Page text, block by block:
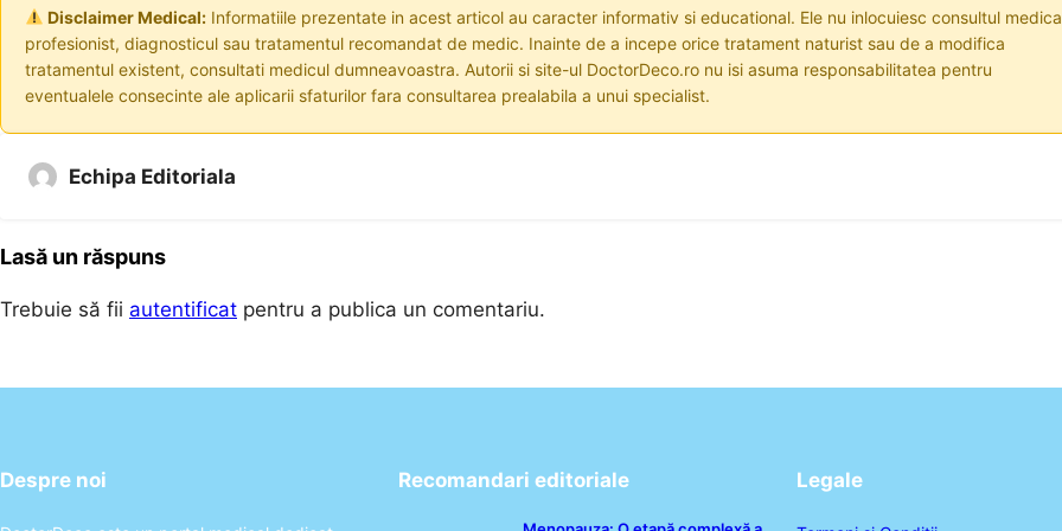
Disclaimer Medical:Informatiile prezentate in acest articol au caracter informativ si educational. Ele nu inlocuiesc consultul
profesionist, diagnosticul sau tratamentul recomandat de medic. Inainte de a incepe orice tratament naturist sau de a modifica
tratamentul existent, consultati medicul dumneavoastra. Autorii si site-ul DoctorDeco.ro nu isi asuma responsabilitatea pentru
eventualele consecinte ale aplicarii sfaturilor fara consultarea prealabila a unui specialist.
Echipa Editoriala
Lasă un răspuns
Trebuie să fii autentificat pentru a publica un comentariu.
Despre noi Recomandari editoriale Legale